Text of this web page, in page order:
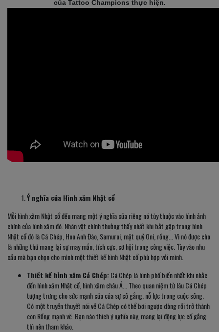
của Tattoo Champions thực hiện.
Ý nghĩa của Hình xăm Nhật cổ
Mỗi hình xăm Nhật cổ đều mang một ý nghĩa của riêng nó tùy thuộc vào hình ảnh
chính của hình xăm đó. Nhân vật chính thường thấy nhất khi bắt gặp trong hình
Nhật cổ đó là Cá Chép, Hoa Anh Đào, Samurai, mặt quỷ Oni, rồng... Vì nó được cho
là những thứ mang lại sự may mắn, tích cực, cơ hội trong công việc. Tùy vào nhu
cầu mà bạn chọn cho mình một thiết kế hình Nhật cổ phù hợp với mình.
Thiết kế hình xăm Cá Chép:Cá Chép là hình phổ biến nhất khi nhắc
đến hình xăm Nhật cổ, hình xăm châu Á... Theo quan niệm từ lâu Cá Chép
tượng trưng cho sức mạnh của của sự cố gắng, nỗ lực trong cuộc sống.
Có một truyền thuyết nói về Cá Chép có thể bơi ngược dòng rồi trở thành
con Rồng mạnh vẽ. Bạn nào thích ý nghĩa này, mang lại động lực cố gắng
thì nên tham khảo.